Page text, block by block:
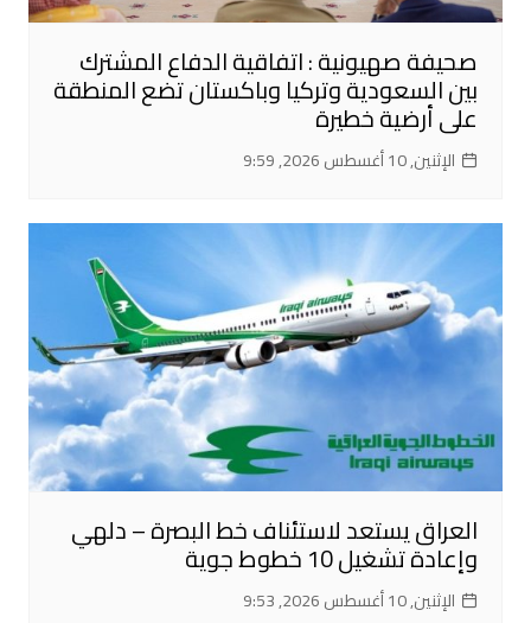
صحيفة صهيونية : اتفاقية الدفاع المشترك
بين السعودية وتركيا وباكستان تضع المنطقة
على أرضية خطيرة
الإثنين, 10 أغسطس 2026, 9:59
العراق يستعد لاستئناف خط البصرة – دلهي
وإعادة تشغيل 10 خطوط جوية
الإثنين, 10 أغسطس 2026, 9:53